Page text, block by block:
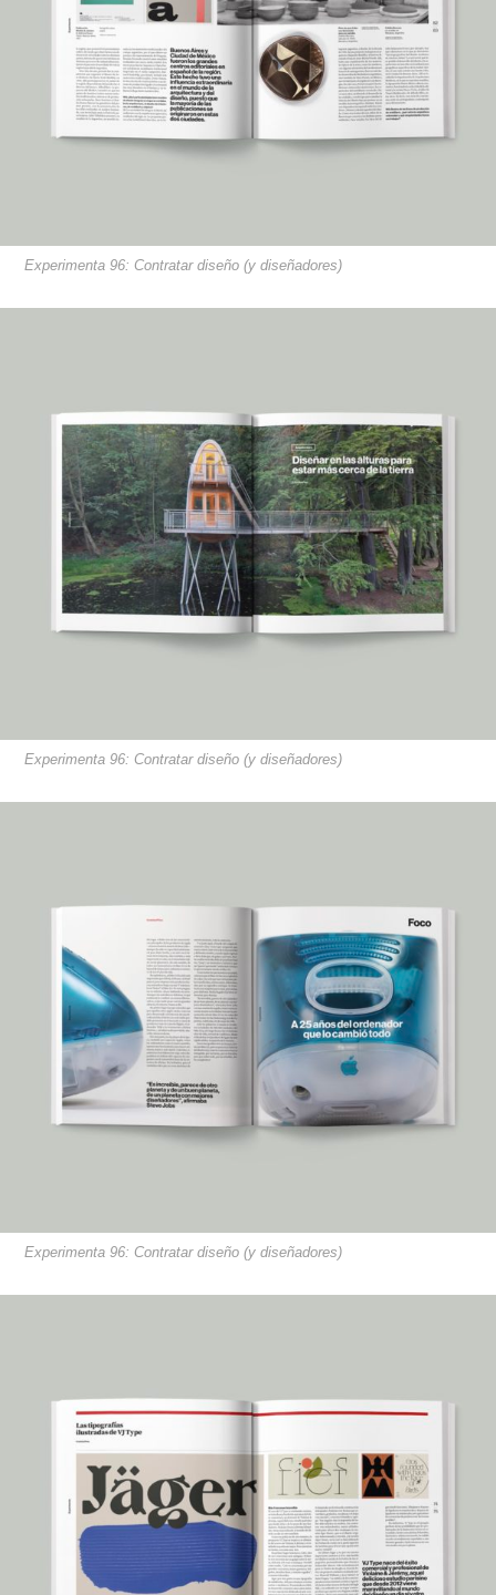
Experimenta 96: Contratar diseño (y diseñadores)
Experimenta 96: Contratar diseño (y diseñadores)
Experimenta 96: Contratar diseño (y diseñadores)